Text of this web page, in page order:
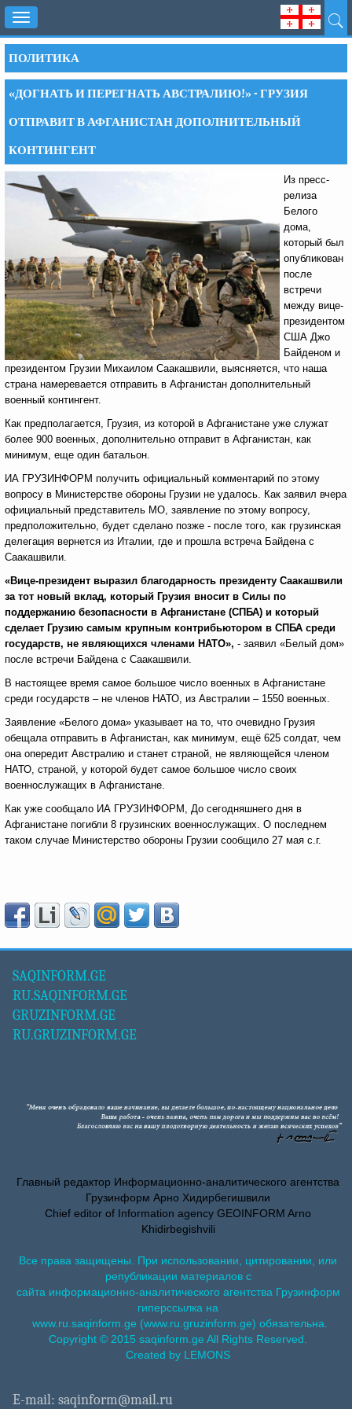
Toggle
navigation
ПОЛИТИКА
«ДОГНАТЬ И ПЕРЕГНАТЬ АВСТРАЛИЮ!» - ГРУЗИЯ
ОТПРАВИТ В АФГАНИСТАН ДОПОЛНИТЕЛЬНЫЙ
КОНТИНГЕНТ
Из пресс-
релиза
Белого
дома,
который был
опубликован
после
встречи
между вице-
президентом
США Джо
Байденом и
президентом Грузии Михаилом Саакашвили, выясняется, что наша
страна намеревается отправить в Афганистан дополнительный
военный контингент.
Как предполагается, Грузия, из которой в Афганистане уже служат
более 900 военных, дополнительно отправит в Афганистан, как
минимум, еще один батальон.
ИА ГРУЗИНФОРМ получить официальный комментарий по этому
вопросу в Министерстве обороны Грузии не удалось. Как заявил вчера
официальный представитель МО, заявление по этому вопросу,
предположительно, будет сделано позже - после того, как грузинская
делегация вернется из Италии, где и прошла встреча Байдена с
Саакашвили.
«Вице-президент выразил благодарность президенту Саакашвили
за тот новый вклад, который Грузия вносит в Силы по
поддержанию безопасности в Афганистане (СПБА) и который
сделает Грузию самым крупным контрибьютором в СПБА среди
государств, не являющихся членами НАТО», - заявил «Белый дом»
после встречи Байдена с Саакашвили.
В настоящее время самое большое число военных в Афганистане
среди государств – не членов НАТО, из Австралии – 1550 военных.
Заявление «Белого дома» указывает на то, что очевидно Грузия
обещала отправить в Афганистан, как минимум, ещё 625 солдат, чем
она опередит Австралию и станет страной, не являющейся членом
НАТО, страной, у которой будет самое большое число своих
военнослужащих в Афганистане.
Как уже сообщало ИА ГРУЗИНФОРМ, До сегодняшнего дня в
Афганистане погибли 8 грузинских военнослужащих. О последнем
таком случае Министерство обороны Грузии сообщило 27 мая с.г.
SAQINFORM.GE
RU.SAQINFORM.GE
GRUZINFORM.GE
RU.GRUZINFORM.GE
Главный редактор Информационно-аналитического агентства
Грузинформ Арно Хидирбегишвили
Chief editor of Information agency GEOINFORM Arno
Khidirbegishvili
Все права защищены. При использовании, цитировании, или
републикации материалов с
сайта информационно-аналитического агентства Грузинформ
гиперссылка на
www.ru.saqinform.ge (www.ru.gruzinform.ge) обязательна.
Copyright © 2015 saqinform.ge All Rights Reserved.
Created by LEMONS
E-mail: saqinform@mail.ru